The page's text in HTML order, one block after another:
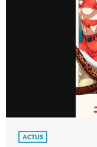
ACTUS